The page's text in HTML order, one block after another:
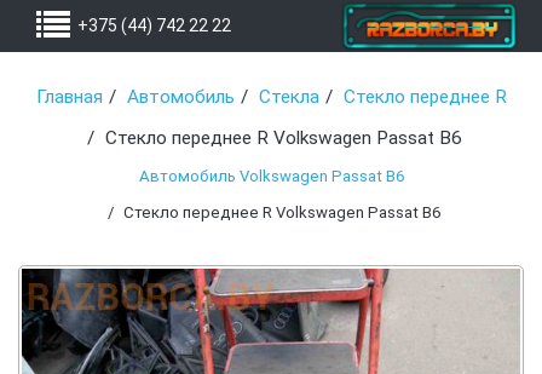
+375 (44) 742 22 22
Главная Автомобиль Стекла
Стекло переднее R
Стекло переднее R Volkswagen Passat B6
Автомобиль Volkswagen Passat B6
Стекло переднее R Volkswagen Passat B6